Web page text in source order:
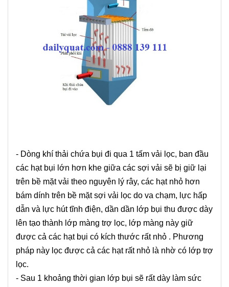
- Dòng khí thải chứa bụi đi qua 1 tấm vải lọc, ban đầu
các hạt bụi lớn hơn khe giữa các sợi vải sẽ bị giữ lại
trên bề mặt vải theo nguyên lý rây, các hạt nhỏ hơn
bám dính trên bề mặt sợi vải lọc do va chạm, lực hấp
dẫn và lực hút tĩnh điện, dần dần lớp bụi thu được dày
lên tạo thành lớp màng trợ lọc, lớp màng này giữ
được cả các hạt bụi có kích thước rất nhỏ . Phương
pháp này lọc được cả các hạt rất nhỏ là nhờ có lớp trợ
lọc.
- Sau 1 khoảng thời gian lớp bụi sẽ rất dày làm sức